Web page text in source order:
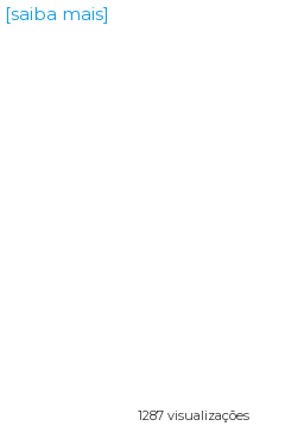
[saiba mais]
1287 visualizações